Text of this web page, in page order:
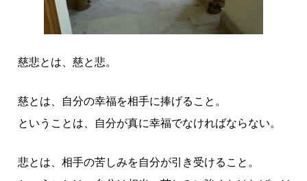
慈悲とは、慈と悲。
慈とは、自分の幸福を相手に捧げること。
ということは、自分が真に幸福でなければならない。
悲とは、相手の苦しみを自分が引き受けること。